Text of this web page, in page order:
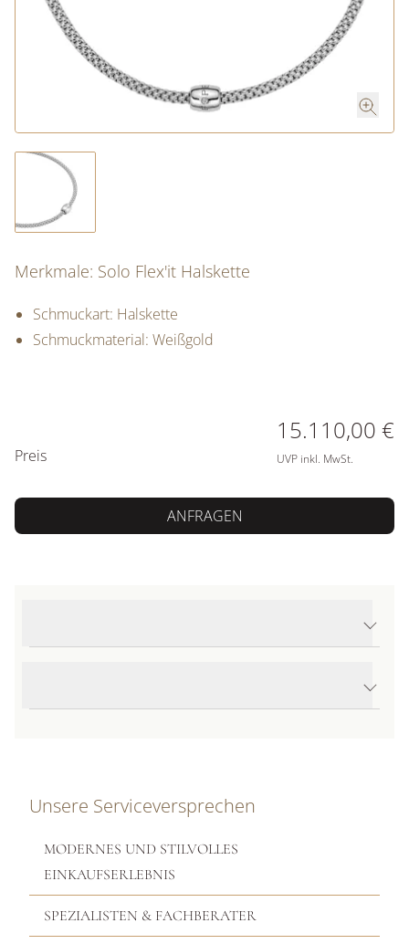
Merkmale: Solo Flex'it Halskette
Schmuckart: Halskette
Schmuckmaterial: Weißgold
Preis
15.110,00 €
UVP inkl. MwSt.
ANFRAGEN
Unsere Serviceversprechen
MODERNES UND STILVOLLES
EINKAUFSERLEBNIS
SPEZIALISTEN & FACHBERATER